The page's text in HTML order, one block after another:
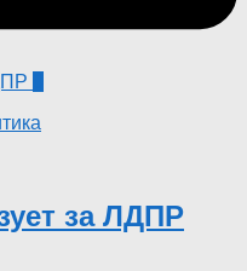
за ЛДПР